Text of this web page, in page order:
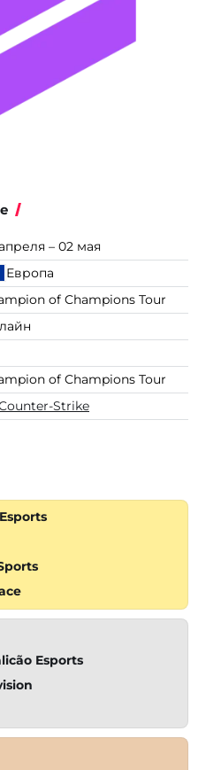
– 02 мая
Европа
of Champions Tour
of Champions Tour
Strike
Esports